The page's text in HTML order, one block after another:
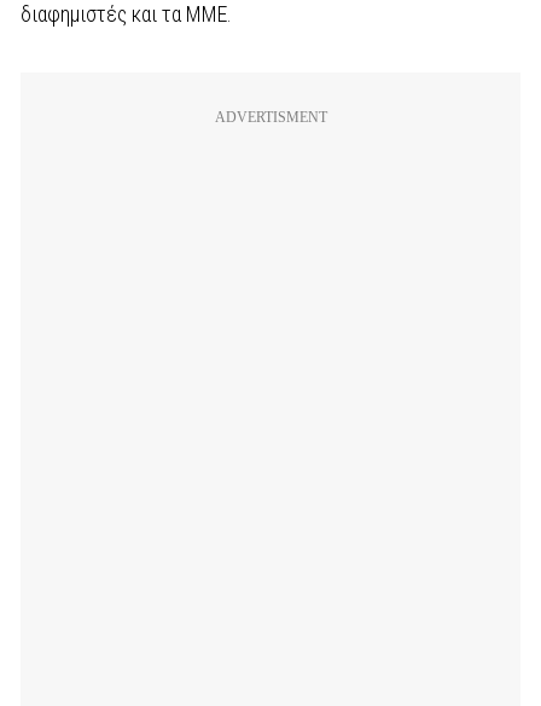
διαφημιστές και τα ΜΜΕ.